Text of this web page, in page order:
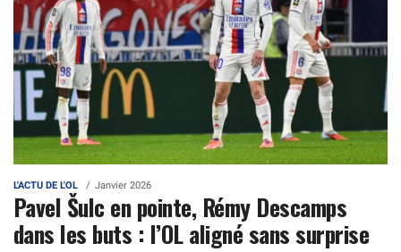
L'ACTU DE L'OL Janvier 2026
Pavel Šulc en pointe, Rémy Descamps
dans les buts : l’OL aligné sans surprise